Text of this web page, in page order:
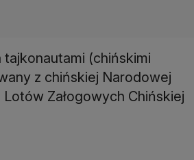
tajkonautami (chińskimi
z chińskiej Narodowej
Załogowych Chińskiej